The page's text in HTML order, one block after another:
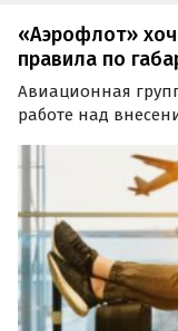
«Аэрофлот»
правила по
Авиационная
работе над
клади и багажа.